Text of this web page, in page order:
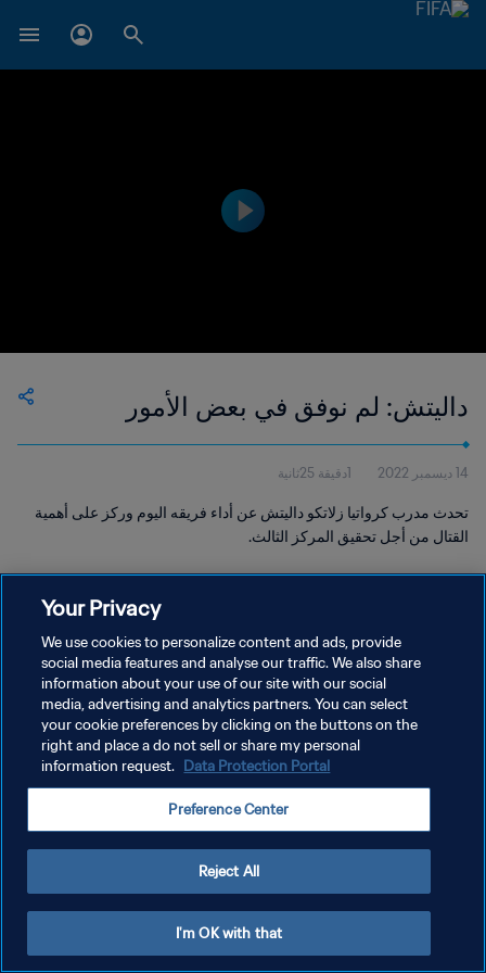
داليتش: لم نوفق في بعض الأمور
14 ديسمبر 2022 1دقيقة 25ثانية
تحدث مدرب كرواتيا زلاتكو داليتش عن أداء فريقه اليوم وركز على أهمية
القتال من أجل تحقيق المركز الثالث.
سياسة الخصوصية
شروط الخدمة
إدارة تفضيلات ملفات تعريف الارتباط
Your Privacy
We use cookies to personalize content and ads, provide
social media features and analyse our traffic. We also share
information about your use of our site with our social
media, advertising and analytics partners. You can select
your cookie preferences by clicking on the buttons on the
right and place a do not sell or share my personal
information request. Data Protection Portal
Preference Center
Reject All
I'm OK with that